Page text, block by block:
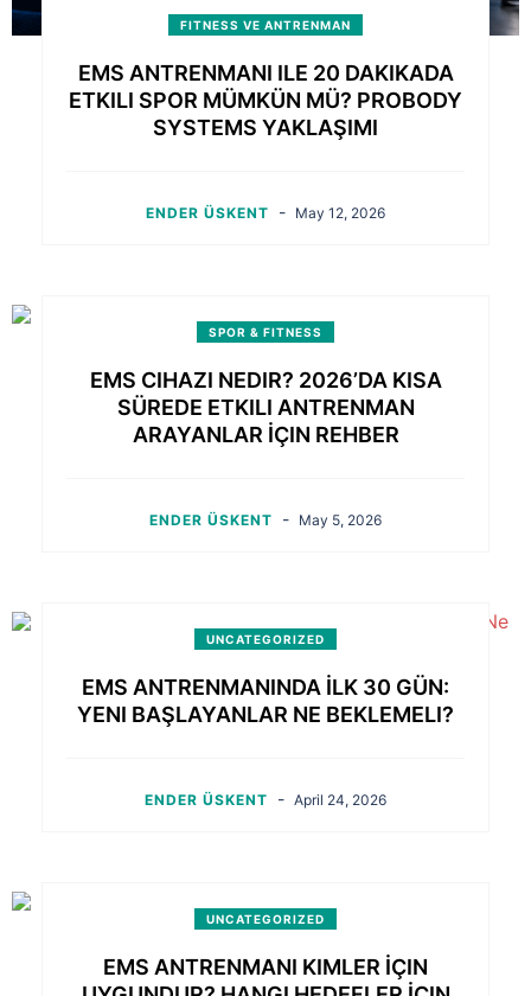
FITNESS VE ANTRENMAN
EMS ANTRENMANI ILE 20 DAKIKADA
ETKILI SPOR MÜMKÜN MÜ? PROBODY
SYSTEMS YAKLAŞIMI
ENDER ÜSKENT - May 12, 2026
SPOR & FITNESS
EMS CIHAZI NEDIR? 2026’DA KISA
SÜREDE ETKILI ANTRENMAN
ARAYANLAR İÇIN REHBER
ENDER ÜSKENT - May 5, 2026
UNCATEGORIZED
EMS ANTRENMANINDA İLK 30 GÜN:
YENI BAŞLAYANLAR NE BEKLEMELI?
ENDER ÜSKENT - April 24, 2026
UNCATEGORIZED
EMS ANTRENMANI KIMLER İÇIN